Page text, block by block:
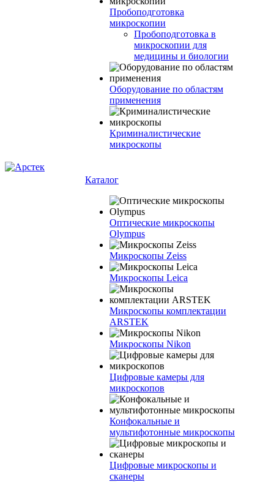
Пробоподготовка
микроскопии
Пробоподготовка в
микроскопии для
медицины и биологии
Оборудование по областям
применения
Криминалистические
микроскопы
Каталог
Оптические микроскопы
Olympus
Микроскопы Zeiss
Микроскопы Leica
Микроскопы комплектации
ARSTEK
Микроскопы Nikon
Цифровые камеры для
микроскопов
Конфокальные и
мультифотонные микроскопы
Цифровые микроскопы и
сканеры